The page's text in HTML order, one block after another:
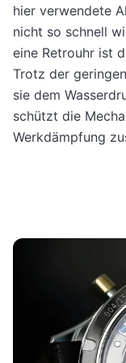
hier verwendete
nicht so schnell
eine Retrouhr ist
Trotz der
sie dem
schützt die
Werkdämpfung